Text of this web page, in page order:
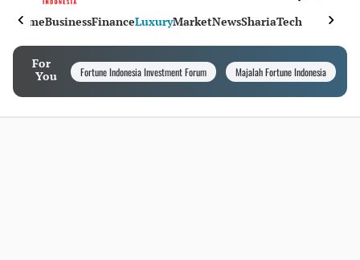
HomeBusinessFinanceLuxuryMarketNewsShariaTech
For
You
Fortune Indonesia Investment Forum Majalah Fortune Indonesia